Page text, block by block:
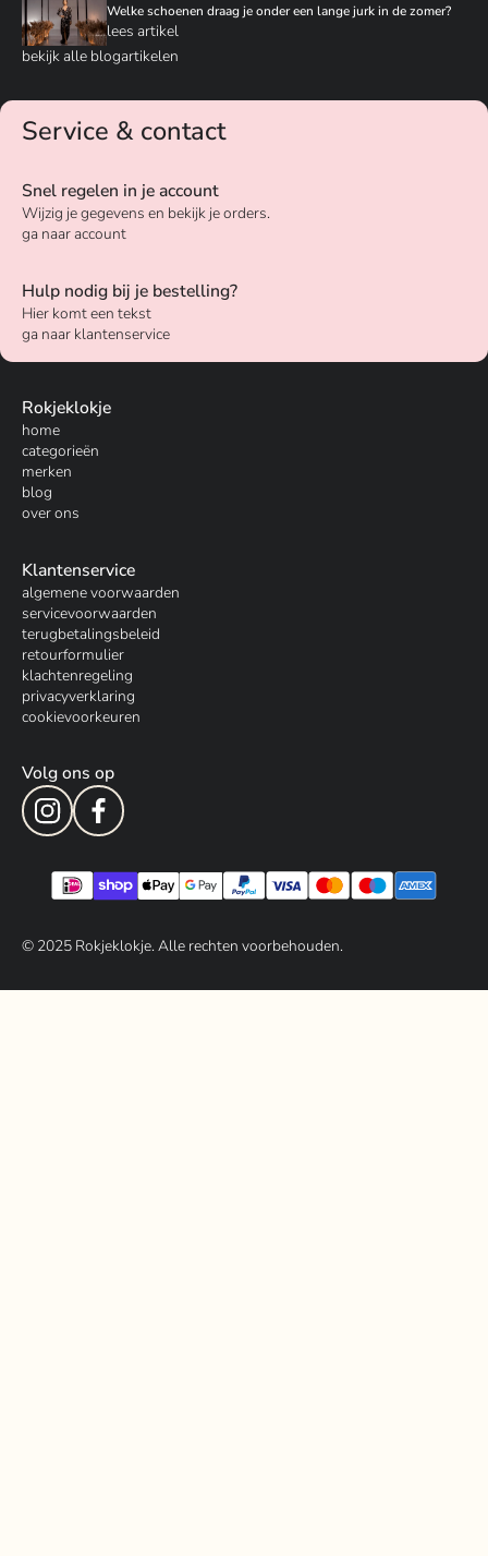
Welke schoenen draag je onder een lange jurk in de zomer?
lees artikel
bekijk alle blogartikelen
Service & contact
Snel regelen in je account
Wijzig je gegevens en bekijk je orders.
ga naar account
Hulp nodig bij je bestelling?
Hier komt een tekst
ga naar klantenservice
Rokjeklokje
home
categorieën
merken
blog
over ons
Klantenservice
algemene voorwaarden
servicevoorwaarden
terugbetalingsbeleid
retourformulier
klachtenregeling
privacyverklaring
cookievoorkeuren
Volg ons op
© 2025Rokjeklokje. Alle rechten voorbehouden.